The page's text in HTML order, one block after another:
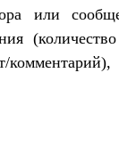
или